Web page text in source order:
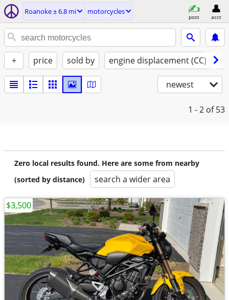
Roanoke ± 6.8 mi motorcycles
post acct
+ price sold by engine displacement (CC)
newest
1 - 2 of 53
Zero local results found. Here are some from nearby
(sorted by distance)
search a wider area
$3,500